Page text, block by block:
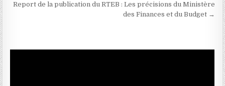
Report de la publication du RTEB : Les précisions du Ministère
des Finances et du Budget →